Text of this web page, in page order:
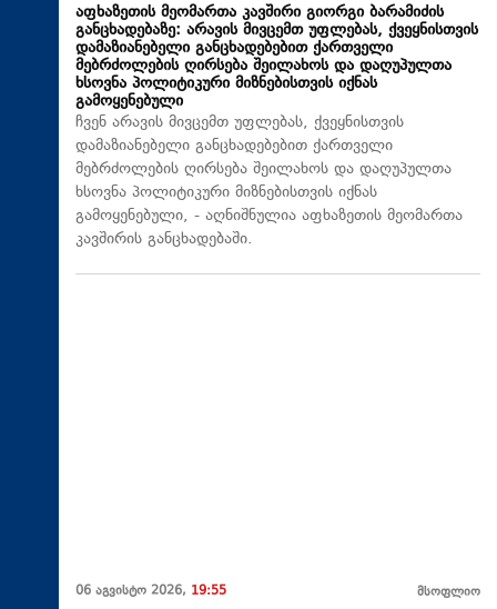
აფხაზეთის მეომართა კავშირი გიორგი ბარამიძის
განცხადებაზე: არავის მივცემთ უფლებას, ქვეყნისთვის
დამაზიანებელი განცხადებებით ქართველი
მებრძოლების ღირსება შეილახოს და დაღუპულთა
ხსოვნა პოლიტიკური მიზნებისთვის იქნას
გამოყენებული
ჩვენ არავის მივცემთ უფლებას, ქვეყნისთვის
დამაზიანებელი განცხადებებით ქართველი
მებრძოლების ღირსება შეილახოს და დაღუპულთა
ხსოვნა პოლიტიკური მიზნებისთვის იქნას
გამოყენებული, - აღნიშნულია აფხაზეთის მეომართა
კავშირის განცხადებაში.
06 აგვისტო 2026, 19:55 მსოფლიო